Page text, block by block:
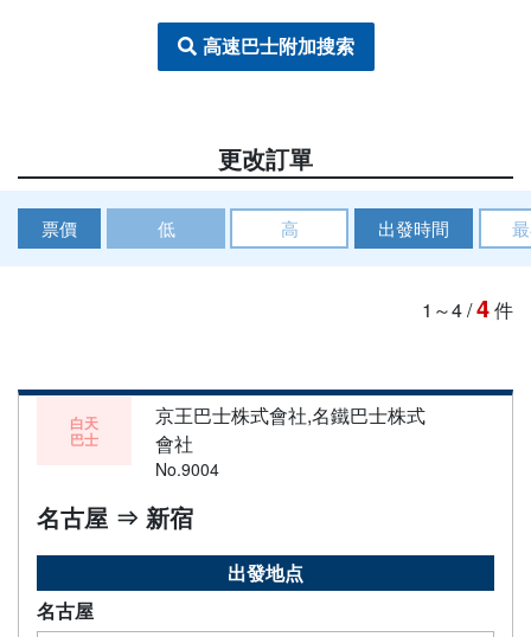
高速巴士附加搜索
更改訂單
票價 低 高 出發時間
1～4/4件
白天
巴士
京王巴士株式會社,名鐵巴士株式
會社
No.9004
名古屋 ⇒ 新宿
出發地点
名古屋